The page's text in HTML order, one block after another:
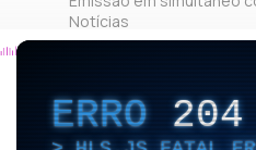
Notícias
ERRO204